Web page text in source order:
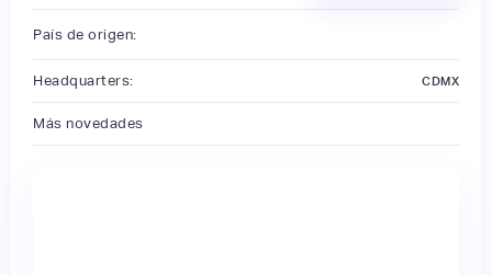
País de origen:
Headquarters: CDMX
Más novedades